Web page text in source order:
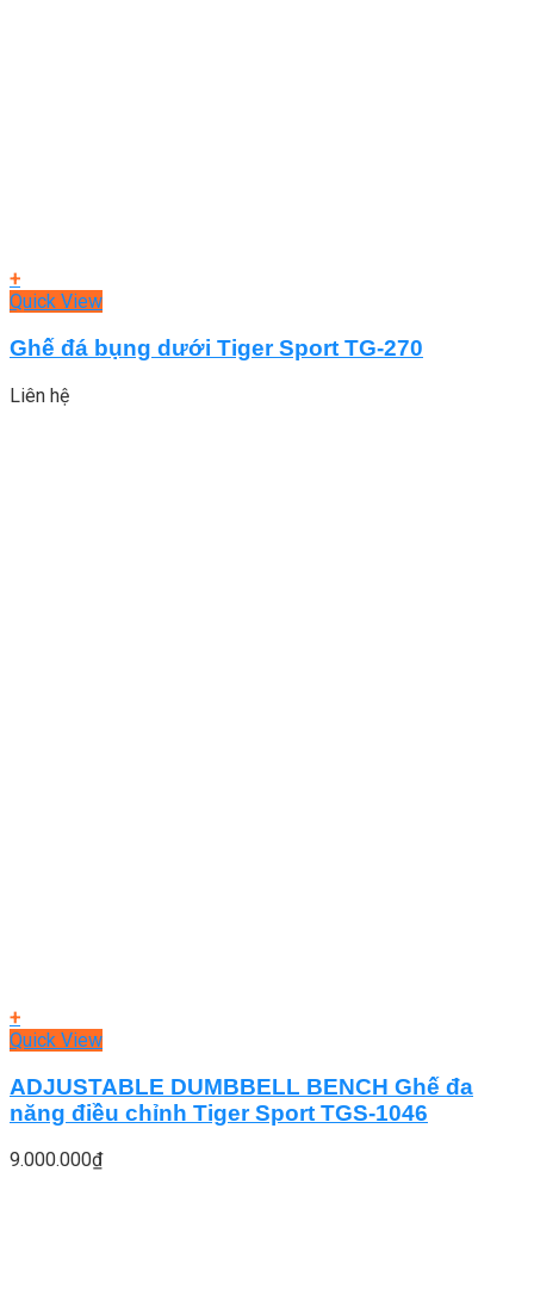
+
Quick View
Ghế đá bụng dưới Tiger Sport TG-270
Liên hệ
+
Quick View
ADJUSTABLE DUMBBELL BENCH Ghế đa
năng điều chỉnh Tiger Sport TGS-1046
9.000.000₫